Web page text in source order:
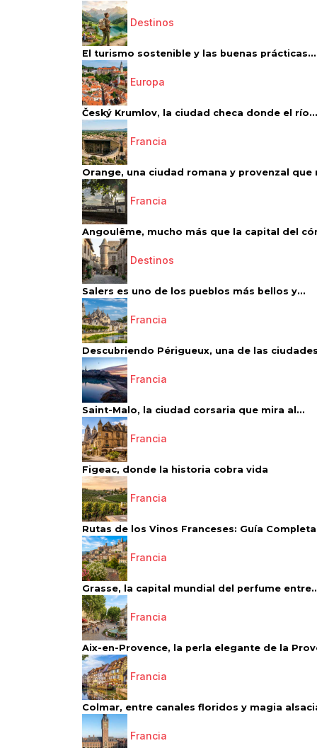
Destinos
El turismo sostenible y las buenas prácticas...
Europa
Český Krumlov, la ciudad checa donde el río...
Francia
Orange, una ciudad romana y provenzal que
Francia
Angoulême, mucho más que la capital del
Destinos
Salers es uno de los pueblos más bellos y...
Francia
Descubriendo Périgueux, una de las
Francia
Saint-Malo, la ciudad corsaria que mira al...
Francia
Figeac, donde la historia cobra vida
Francia
Rutas de los Vinos Franceses: Guía
Francia
Grasse, la capital mundial del perfume
Francia
Aix-en-Provence, la perla elegante de la
Francia
Colmar, entre canales floridos y magia
Francia